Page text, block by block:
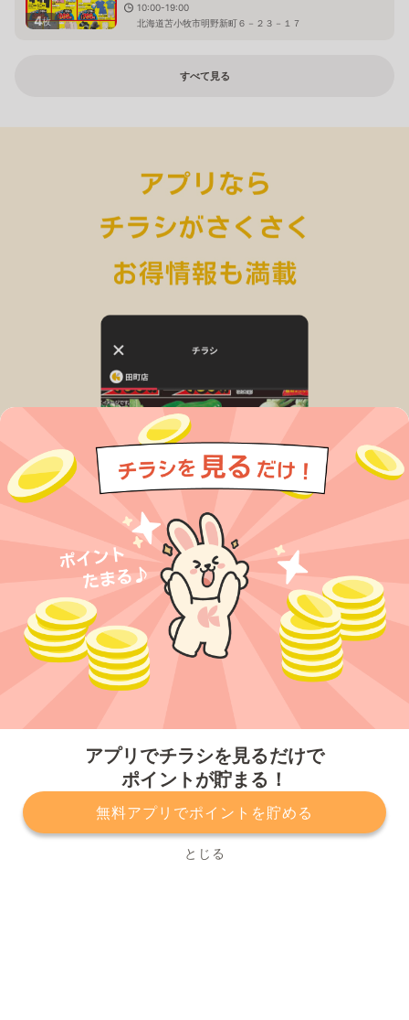
アプリでチラシを見るだけで
ポイントが貯まる！
無料アプリでポイントを貯める
とじる
4枚
10:00-19:00
北海道苫小牧市明野新町６－２３－１７
すべて見る
プライバシーポリシー 利用規約
運営会社
サービスに関してのお問い合わせ